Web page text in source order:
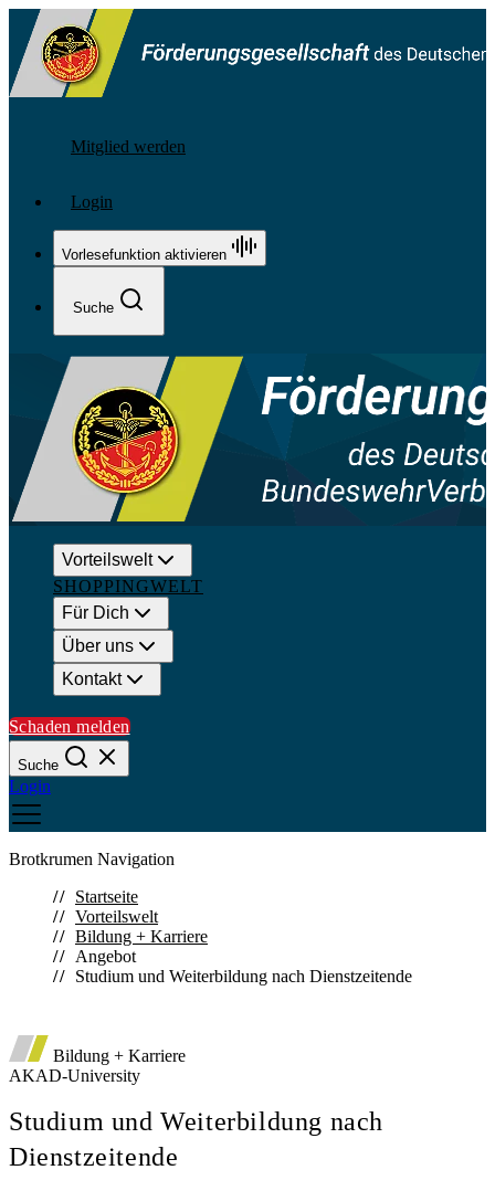
Mitglied werden
Login
Vorlesefunktion aktivieren
Suche
Vorteilswelt
SHOPPINGWELT
Für Dich
Über uns
Kontakt
Schaden melden
Suche
Login
Suchen
Schließen
Häufige Suchanfragen
Auto
Deutsche Vorsorgedatenbank
Brotkrumen Navigation
Startseite
Vorteilswelt
Bildung + Karriere
Angebot
Studium und Weiterbildung nach Dienstzeitende
Bildung + Karriere
AKAD-University
Studium und Weiterbildung nach
Dienstzeitende